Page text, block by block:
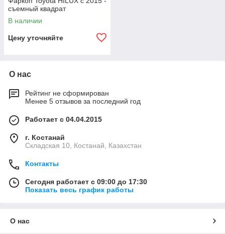
съемный квадрат
В наличии
Цену уточняйте
О нас
Рейтинг не сформирован
Менее 5 отзывов за последний год
Работает с 04.04.2015
г. Костанай
Складская 10, Костанай, Казахстан
Контакты
Сегодня работает с 09:00 до 17:30
Показать весь график работы
О нас